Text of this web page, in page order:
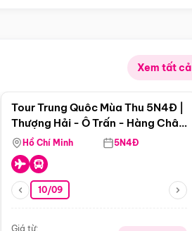
Xem tất cả
Điểm nổi bật
Tour Trung Quôc Mùa Thu 5N4Đ |
Thượng Hải - Ô Trấn - Hàng Châu
(Tour Không Shopping)
Hồ Chí Minh 5N4Đ
10/09
Giá từ: